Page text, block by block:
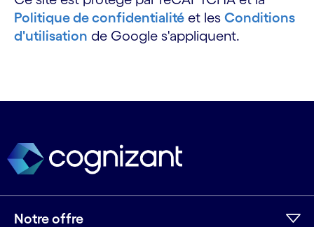
Politique de confidentialité et les Conditions
d'utilisation de Google s'appliquent.
Notre offre